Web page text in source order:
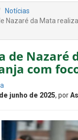
Notícias
Nazaré da Mata
de Nazaré
com
junho de 2025, por